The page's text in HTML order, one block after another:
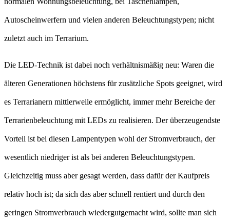
Autoscheinwerfern und vielen anderen Beleuchtungstypen; nicht
zuletzt auch im Terrarium.
Die LED-Technik ist dabei noch verhältnismäßig neu: Waren die
älteren Generationen höchstens für zusätzliche Spots geeignet, wird
es Terrarianern mittlerweile ermöglicht, immer mehr Bereiche der
Terrarienbeleuchtung mit LEDs zu realisieren. Der überzeugendste
Vorteil ist bei diesen Lampentypen wohl der Stromverbrauch, der
wesentlich niedriger ist als bei anderen Beleuchtungstypen.
Gleichzeitig muss aber gesagt werden, dass dafür der Kaufpreis
relativ hoch ist; da sich das aber schnell rentiert und durch den
geringen Stromverbrauch wiedergutgemacht wird, sollte man sich